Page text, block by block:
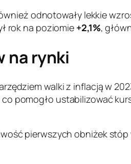
odnotowały lekkie
rok na poziomie +2,1%,
na rynki
walki z inflacją w
co pomogło ustabilizować
pierwszych obniżek